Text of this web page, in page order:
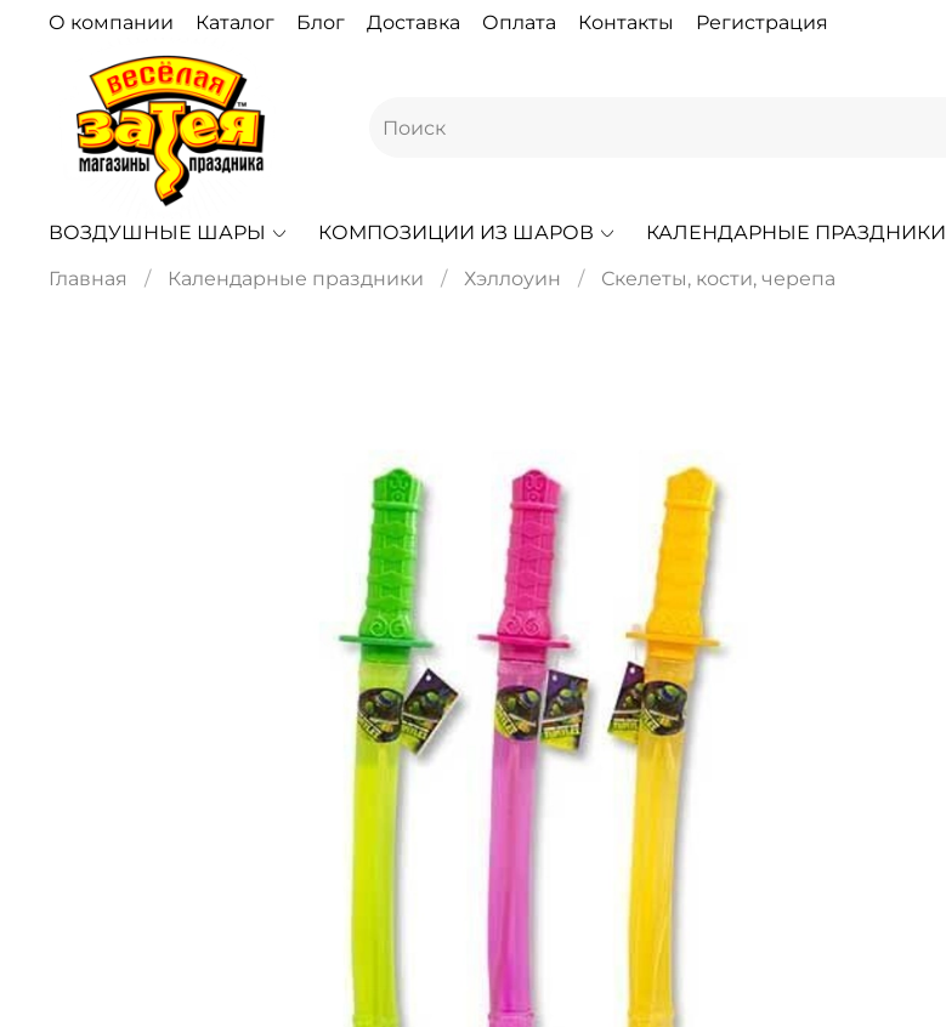
О компании Каталог Блог Доставка Оплата Контакты Регистрация
ВОЗДУШНЫЕ ШАРЫ КОМПОЗИЦИИ ИЗ ШАРОВ КАЛЕНДАРНЫЕ ПРАЗДНИКИ
Главная
Календарные праздники Хэллоуин
Скелеты, кости, черепа